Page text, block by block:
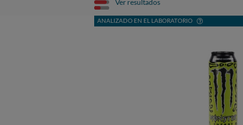
Ver resultados
ANALIZADO EN EL LABORATORIO